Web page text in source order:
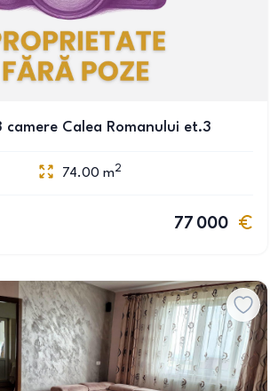
Calea Romanului et.3
74.00 m2
77 000